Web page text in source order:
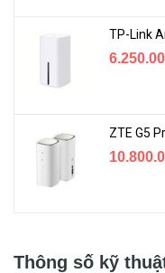
Linksys MX5300
ngôi nhà của bạn với 1 tên
suốt, chuyển vùng mượt
Thông số kỹ